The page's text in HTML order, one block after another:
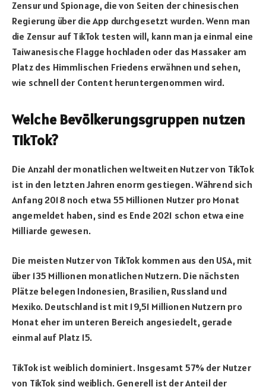
Zensur und Spionage, die von Seiten der chinesischen
Regierung über die App durchgesetzt wurden. Wenn man
die Zensur auf TikTok testen will, kann man ja einmal eine
Taiwanesische Flagge hochladen oder das Massaker am
Platz des Himmlischen Friedens erwähnen und sehen,
wie schnell der Content heruntergenommen wird.
Welche Bevölkerungsgruppen nutzen
TikTok?
Die Anzahl der monatlichen weltweiten Nutzer von TikTok
ist in den letzten Jahren enorm gestiegen. Während sich
Anfang 2018 noch etwa 55 Millionen Nutzer pro Monat
angemeldet haben, sind es Ende 2021 schon etwa eine
Milliarde gewesen.
Die meisten Nutzer von TikTok kommen aus den USA, mit
über 135 Millionen monatlichen Nutzern. Die nächsten
Plätze belegen Indonesien, Brasilien, Russland und
Mexiko. Deutschland ist mit 19,51 Millionen Nutzern pro
Monat eher im unteren Bereich angesiedelt, gerade
einmal auf Platz 15.
TikTok ist weiblich dominiert. Insgesamt 57% der Nutzer
von TikTok sind weiblich. Generell ist der Anteil der